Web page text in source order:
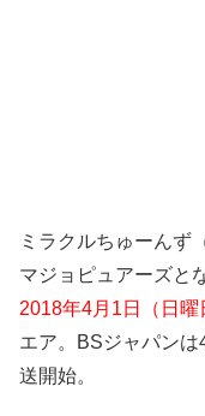
ミラクルちゅーんず
マジョピュアーズと
2018年4月1日（日曜
エア。BSジャパン
送開始。